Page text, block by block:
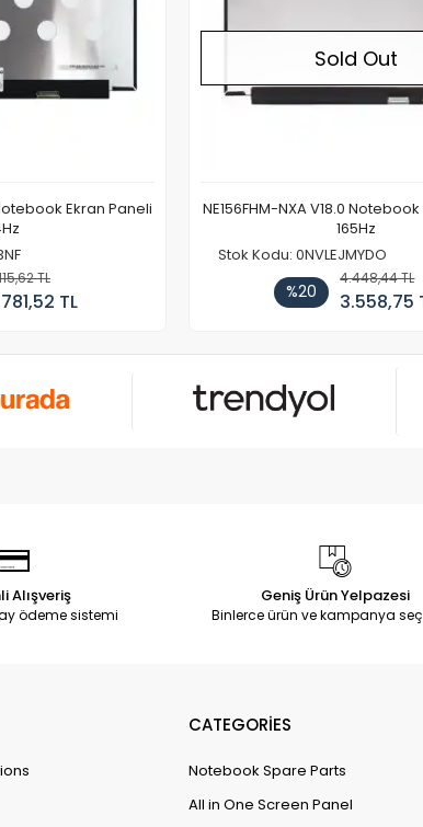
Ekran Paneli
TL
TL
Sold Out
NE156FHM-NXA V18.0
165Hz
Stok Kodu: 0NVLEJMYDO
%20
4.448,44 TL
3.558,75
Alışveriş
ödeme sistemi
Geniş Ürün Yelpazesi
Binlerce ürün ve kampanya
CATEGORİES
Notebook Spare Parts
All in One Screen Panel